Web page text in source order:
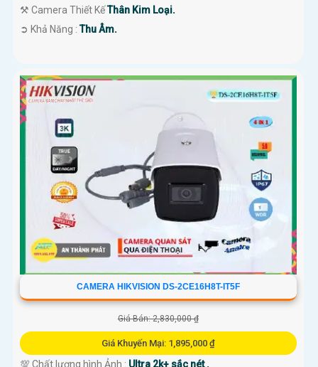
⚒ Camera Thiết KếThân Kim Loại.
️➲ Khả Năng :Thu Âm.
CAMERA HIKVISION DS-2CE16H8T-IT5F
Giá Bán: 2,830,000 ₫
Giá Khuyến Mại: 1,895,000 ₫
💯 Chất lượng hình Ảnh : Ultra 2k+ sắc nét .